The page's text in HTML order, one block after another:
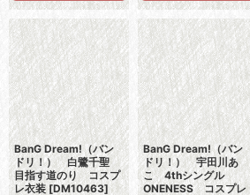
BanG Dream!（バン
ドリ！） 白鷺千聖
目指す道のり コスプ
レ衣装 [DM10463]
BanG Dream!（バン
ドリ！） 宇田川あ
こ 4thシングル
ONENESS コスプレ